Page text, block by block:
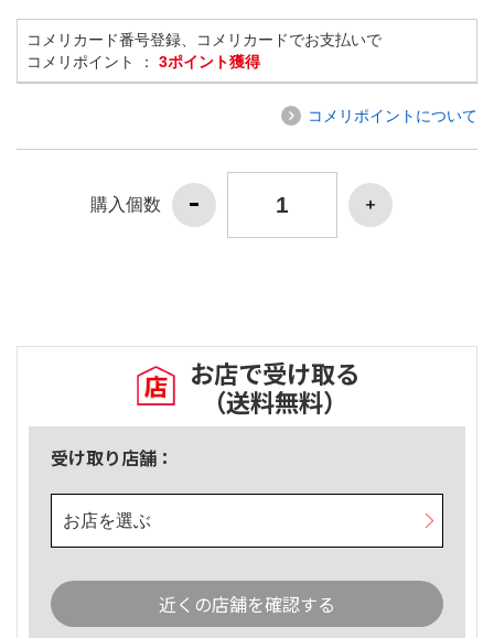
コメリカード番号登録、コメリカードでお支払いで
コメリポイント ： 3ポイント獲得
コメリポイントについて
購入個数
お店で受け取る
（送料無料）
受け取り店舗：
お店を選ぶ
近くの店舗を確認する